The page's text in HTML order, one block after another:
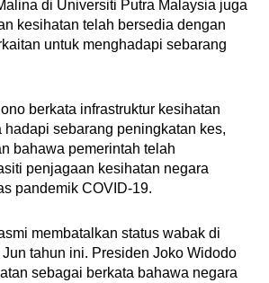
di Universiti Putra Malaysia juga
kesihatan telah bersedia dengan
untuk menghadapi sebarang
berkata infrastruktur kesihatan
hadapi sebarang peningkatan kes,
bahawa pemerintah telah
penjagaan kesihatan negara
pandemik COVID-19.
membatalkan status wabak di
tahun ini. Presiden Joko Widodo
sebagai berkata bahawa negara